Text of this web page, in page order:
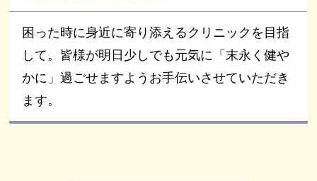
困った時に身近に寄り添えるクリニックを目指
して。皆様が明日少しでも元気に「末永く健や
かに」過ごせますようお手伝いさせていただき
ます。